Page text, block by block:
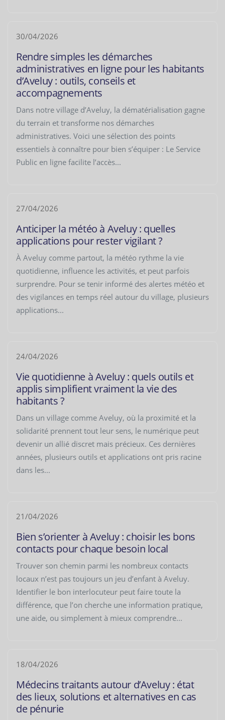
30/04/2026
Rendre simples les démarches
administratives en ligne pour les habitants
d’Aveluy : outils, conseils et
accompagnements
Dans notre village d’Aveluy, la dématérialisation gagne
du terrain et transforme nos démarches
administratives. Voici une sélection des points
essentiels à connaître pour bien s’équiper : Le Service
Public en ligne facilite l’accès...
27/04/2026
Anticiper la météo à Aveluy : quelles
applications pour rester vigilant ?
À Aveluy comme partout, la météo rythme la vie
quotidienne, influence les activités, et peut parfois
surprendre. Pour se tenir informé des alertes météo et
des vigilances en temps réel autour du village, plusieurs
applications...
24/04/2026
Vie quotidienne à Aveluy : quels outils et
applis simplifient vraiment la vie des
habitants ?
Dans un village comme Aveluy, où la proximité et la
solidarité prennent tout leur sens, le numérique peut
devenir un allié discret mais précieux. Ces dernières
années, plusieurs outils et applications ont pris racine
dans les...
21/04/2026
Bien s’orienter à Aveluy : choisir les bons
contacts pour chaque besoin local
Trouver son chemin parmi les nombreux contacts
locaux n’est pas toujours un jeu d’enfant à Aveluy.
Identifier le bon interlocuteur peut faire toute la
différence, que l’on cherche une information pratique,
une aide, ou simplement à mieux comprendre...
18/04/2026
Médecins traitants autour d’Aveluy : état
des lieux, solutions et alternatives en cas
de pénurie